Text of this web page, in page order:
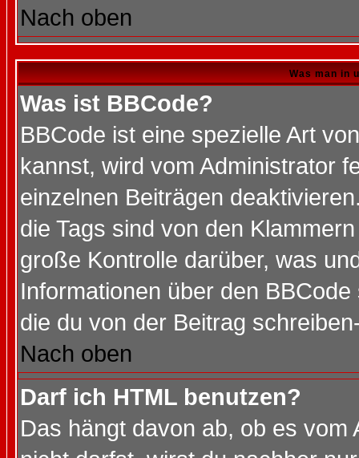
Nach oben
Was man in
Was ist BBCode?
BBCode ist eine spezielle Art
kannst, wird vom Administrator
einzelnen Beiträgen
die Tags sind von den
große Kontrolle darüber, was
Informationen über den
die du von der Beitrag
Nach oben
Darf ich HTML benutzen?
Das hängt davon ab, ob es